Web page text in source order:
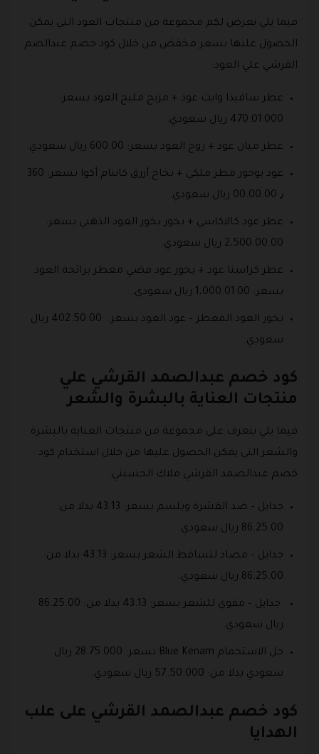
فيما يلي نعرض لكم مجموعة من منتجات العود التي يمكن
الحصول عليها بسعر مخفض من خلال كود خصم عبدالصم
القرشي علي العود:
عطر سافيدا وايت عود + مزيج مليح العود بسعر:
470.01.000 ريال سعودي.
عطر ميان عود + روح العود بسعر: 600.00 ريال سعودي.
عود بوخور مطر ملكي + بخاخ أزرق كاننام أكوا بسعر: 360
٫ 00.00.00 ريال سعودي.
عطر عود كالاكاسي + بخور بخور العود الذهبي بسعر:
2،500.00.00 ريال سعودي.
عطر كراسنا عود + بخور عود فضي معطر برائحة العود
بسعر: 1،000.01.00 ريال سعودي.
بخور العود المعطر – عود العود بسعر: 402.50.00 ريال
سعودي.
كود خصم عبدالصمد القرشي علي
منتجات العناية بالبشرة والشعر
فيما يلي نتعرف على مجموعة من منتجات العناية بالبشرة
والشعر التي يمكن الحصول عليها من خلال استخدام كود
خصم عبدالصمد القرشي ملاك الحسيني:
جدايل – ضد القشرة وبلسم بسعر: 43.13 بدلا من:
86.25.00 ريال سعودي.
جدايل – مضاد لتساقط الشعر بسعر: 43.13 بدلا من:
86.25.00 ريال سعودي.
جدايل – مقوي للشعر بسعر: 43.13 بدلا من: 86.25.00
ريال سعودي.
جل الاستحمام Blue Kenam بسعر: 28.75.000 ريال
سعودي بدلا من: 57.50.000 ريال سعودي.
كود خصم عبدالصمد القرشي على علب
الهدايا